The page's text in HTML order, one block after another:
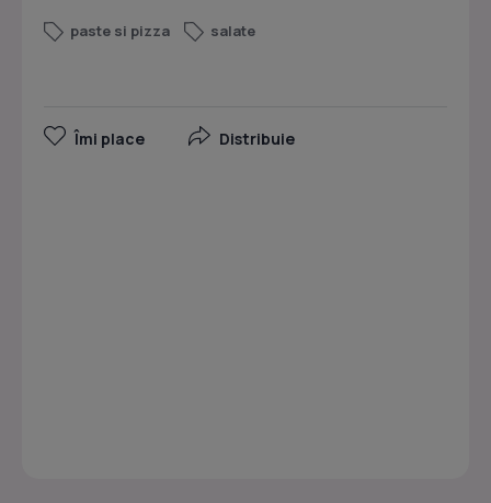
paste si pizza salate
Îmi place Distribuie